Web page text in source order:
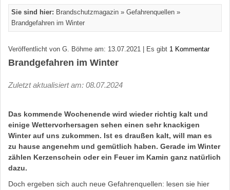
Sie sind hier: Brandschutzmagazin » Gefahrenquellen »
Brandgefahren im Winter
Veröffentlicht von G. Böhme am: 13.07.2021 | Es gibt 1 Kommentar
Brandgefahren im Winter
Zuletzt aktualisiert am: 08.07.2024
Das kommende Wochenende wird wieder richtig kalt und
einige Wettervorhersagen sehen einen sehr knackigen
Winter auf uns zukommen. Ist es draußen kalt, will man es
zu hause angenehm und gemütlich haben. Gerade im Winter
zählen Kerzenschein oder ein Feuer im Kamin ganz natürlich
dazu.
Doch ergeben sich auch neue Gefahrenquellen: lesen sie hier